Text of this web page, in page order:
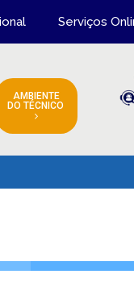
Serviços
AMBIENTE
DO TÉCNICO